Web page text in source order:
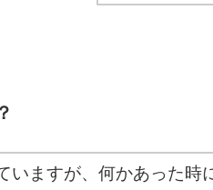
いますが、何かあった時